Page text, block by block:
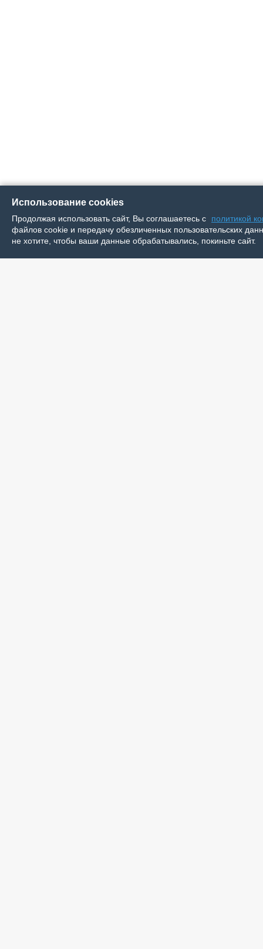
Использование cookies
Продолжая использовать сайт, Вы соглашаетесь с
политикой
файлов cookie и передачу обезличенных пользовательских
не хотите, чтобы ваши данные обрабатывались, покиньте сайт.